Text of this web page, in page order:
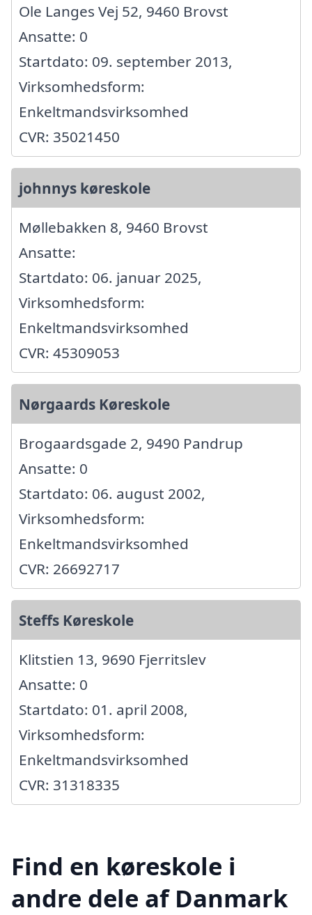
Ole Langes Vej 52, 9460 Brovst
Ansatte: 0
Startdato: 09. september 2013,
Virksomhedsform:
Enkeltmandsvirksomhed
CVR: 35021450
johnnys køreskole
Møllebakken 8, 9460 Brovst
Ansatte:
Startdato: 06. januar 2025,
Virksomhedsform:
Enkeltmandsvirksomhed
CVR: 45309053
Nørgaards Køreskole
Brogaardsgade 2, 9490 Pandrup
Ansatte: 0
Startdato: 06. august 2002,
Virksomhedsform:
Enkeltmandsvirksomhed
CVR: 26692717
Steffs Køreskole
Klitstien 13, 9690 Fjerritslev
Ansatte: 0
Startdato: 01. april 2008,
Virksomhedsform:
Enkeltmandsvirksomhed
CVR: 31318335
Find en køreskole i
andre dele af Danmark